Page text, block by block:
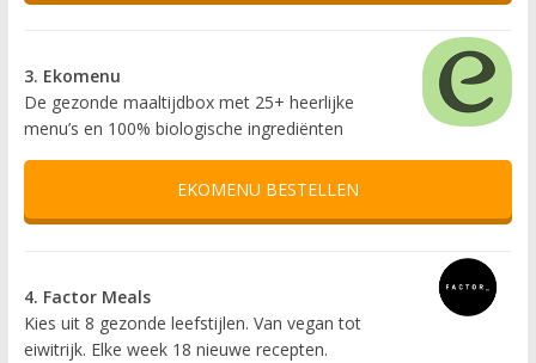
3. Ekomenu
De gezonde maaltijdbox met 25+ heerlijke
menu’s en 100% biologische ingrediënten
EKOMENU BESTELLEN
4. Factor Meals
Kies uit 8 gezonde leefstijlen. Van vegan tot
eiwitrijk. Elke week 18 nieuwe recepten.